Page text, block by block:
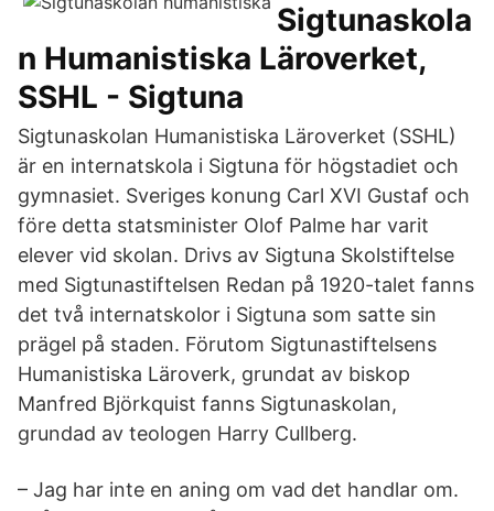
Sigtunaskola
n Humanistiska Läroverket,
SSHL - Sigtuna
Sigtunaskolan Humanistiska Läroverket (SSHL)
är en internatskola i Sigtuna för högstadiet och
gymnasiet. Sveriges konung Carl XVI Gustaf och
före detta statsminister Olof Palme har varit
elever vid skolan. Drivs av Sigtuna Skolstiftelse
med Sigtunastiftelsen Redan på 1920-talet fanns
det två internatskolor i Sigtuna som satte sin
prägel på staden. Förutom Sigtunastiftelsens
Humanistiska Läroverk, grundat av biskop
Manfred Björkquist fanns Sigtunaskolan,
grundad av teologen Harry Cullberg.
– Jag har inte en aning om vad det handlar om.